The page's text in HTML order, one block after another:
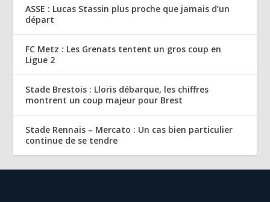
ASSE : Lucas Stassin plus proche que jamais d’un
départ
FC Metz : Les Grenats tentent un gros coup en
Ligue 2
Stade Brestois : Lloris débarque, les chiffres
montrent un coup majeur pour Brest
Stade Rennais – Mercato : Un cas bien particulier
continue de se tendre